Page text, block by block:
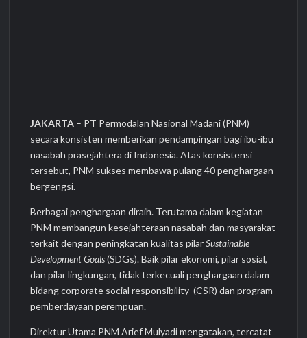
JAKARTA – PT Permodalan Nasional Madani (PNM)
secara konsisten memberikan pendampingan bagi ibu-ibu
nasabah prasejahtera di Indonesia. Atas konsistensi
tersebut, PNM sukses membawa pulang 40 penghargaan
bergengsi.
Berbagai penghargaan diraih. Terutama dalam kegiatan
PNM membangun kesejahteraan nasabah dan masyarakat
terkait dengan peningkatan kualitas pilarSustainable
Development Goals(SDGs). Baik pilar ekonomi, pilar sosial,
dan pilar lingkungan, tidak terkecuali penghargaan dalam
bidang corporate social responsibility (CSR) dan program
pemberdayaan perempuan.
Direktur Utama PNM Arief Mulyadi mengatakan, tercatat